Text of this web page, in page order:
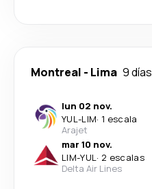
Montreal - Lima 9 días
lun 02 nov.
YUL-LIM· 1 escala
Arajet
mar 10 nov.
LIM-YUL· 2 escalas
Delta Air Lines